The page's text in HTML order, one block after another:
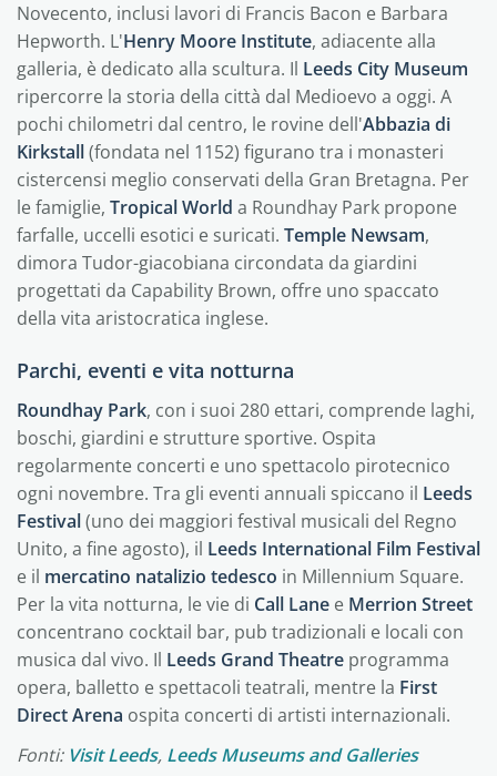
Novecento, inclusi lavori di Francis Bacon e Barbara
Hepworth. L'Henry Moore Institute, adiacente alla
galleria, è dedicato alla scultura. Il Leeds City Museum
ripercorre la storia della città dal Medioevo a oggi. A
pochi chilometri dal centro, le rovine dell'Abbazia di
Kirkstall(fondata nel 1152) figurano tra i monasteri
cistercensi meglio conservati della Gran Bretagna. Per
le famiglie, Tropical World a Roundhay Park propone
farfalle, uccelli esotici e suricati. Temple Newsam,
dimora Tudor-giacobiana circondata da giardini
progettati da Capability Brown, offre uno spaccato
della vita aristocratica inglese.
Parchi, eventi e vita notturna
Roundhay Park, con i suoi 280 ettari, comprende laghi,
boschi, giardini e strutture sportive. Ospita
regolarmente concerti e uno spettacolo pirotecnico
ogni novembre. Tra gli eventi annuali spiccano il Leeds
Festival(uno dei maggiori festival musicali del Regno
Unito, a fine agosto), il Leeds International Film Festival
e il mercatino natalizio tedesco in Millennium Square.
Per la vita notturna, le vie di Call Lane e Merrion Street
concentrano cocktail bar, pub tradizionali e locali con
musica dal vivo. Il Leeds Grand Theatre programma
opera, balletto e spettacoli teatrali, mentre la First
Direct Arena ospita concerti di artisti internazionali.
Fonti: Visit Leeds, Leeds Museums and Galleries